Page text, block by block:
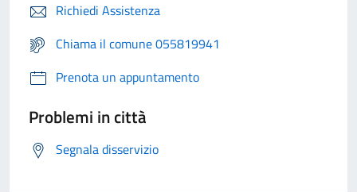
Richiedi Assistenza
Chiama il comune 055819941
Prenota un appuntamento
Problemi in città
Segnala disservizio